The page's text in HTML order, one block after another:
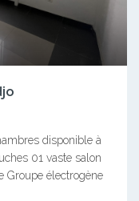
disponible à
01 vaste salon
Groupe électrogène